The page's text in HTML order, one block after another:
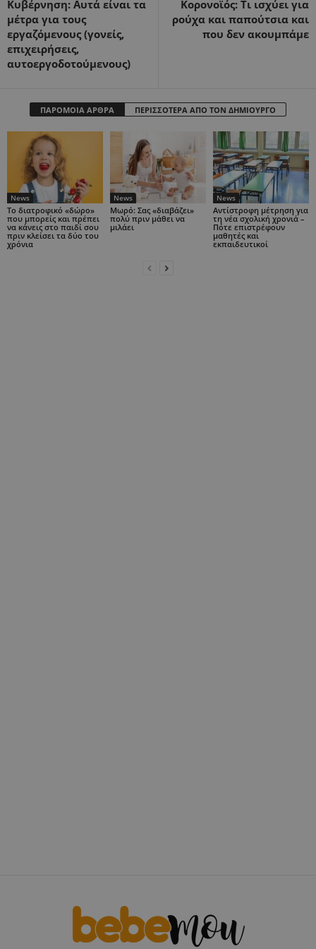
Κυβέρνηση: Αυτά είναι τα
μέτρα για τους
εργαζόμενους (γονείς,
επιχειρήσεις,
αυτοεργοδοτούμενους)
Κορoνοϊός: Τι ισχύει για
ρούχα και παπούτσια και
που δεν ακουμπάμε
ΠΑΡΟΜΟΙΑ ΑΡΘΡΑ ΠΕΡΙΣΣΟΤΕΡΑ ΑΠΟ ΤΟΝ ΔΗΜΙΟΥΡΓΟ
News
Το διατροφικό «δώρο»
που μπορείς και πρέπει
να κάνεις στο παιδί σου
πριν κλείσει τα δύο του
χρόνια
News
Μωρό: Σας «διαβάζει»
πολύ πριν μάθει να
μιλάει
News
Αντίστροφη μέτρηση για
τη νέα σχολική χρονιά –
Πότε επιστρέφουν
μαθητές και
εκπαιδευτικοί